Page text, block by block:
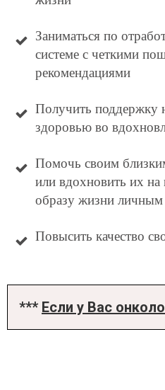
Заниматься по
системе с четкими
рекомендациями
Получить поддержку
здоровью во
Помочь своим
или вдохновить их
образу жизни
Повысить качество
*** Если у Вас